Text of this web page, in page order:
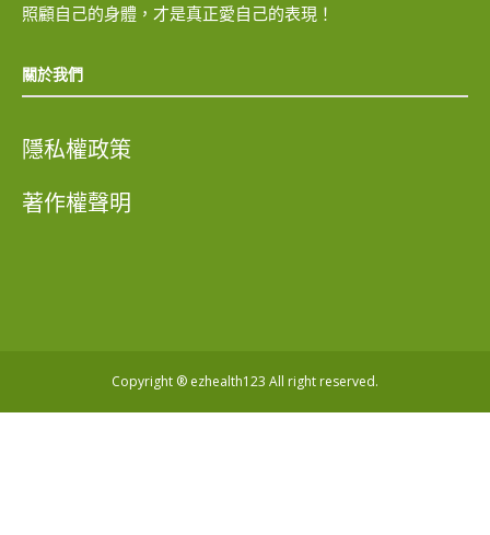
照顧自己的身體，才是真正愛自己的表現！
關於我們
隱私權政策
著作權聲明
Copyright ® ezhealth123 All right reserved.